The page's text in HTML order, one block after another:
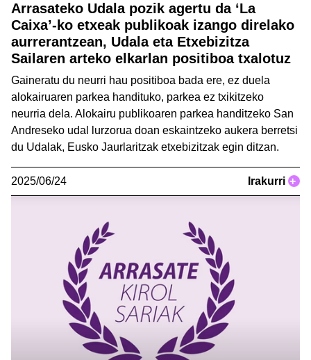
Arrasateko Udala pozik agertu da ‘La
Caixa’-ko etxeak publikoak izango direlako
aurrerantzean, Udala eta Etxebizitza
Sailaren arteko elkarlan positiboa txalotuz
Gaineratu du neurri hau positiboa bada ere, ez duela
alokairuaren parkea handituko, parkea ez txikitzeko
neurria dela. Alokairu publikoaren parkea handitzeko San
Andreseko udal lurzorua doan eskaintzeko aukera berretsi
du Udalak, Eusko Jaurlaritzak etxebizitzak egin ditzan.
2025/06/24 Irakurri +